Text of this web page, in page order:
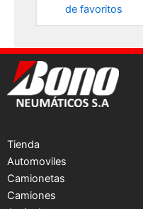
de favoritos
Tienda
Automoviles
Camionetas
Camiones